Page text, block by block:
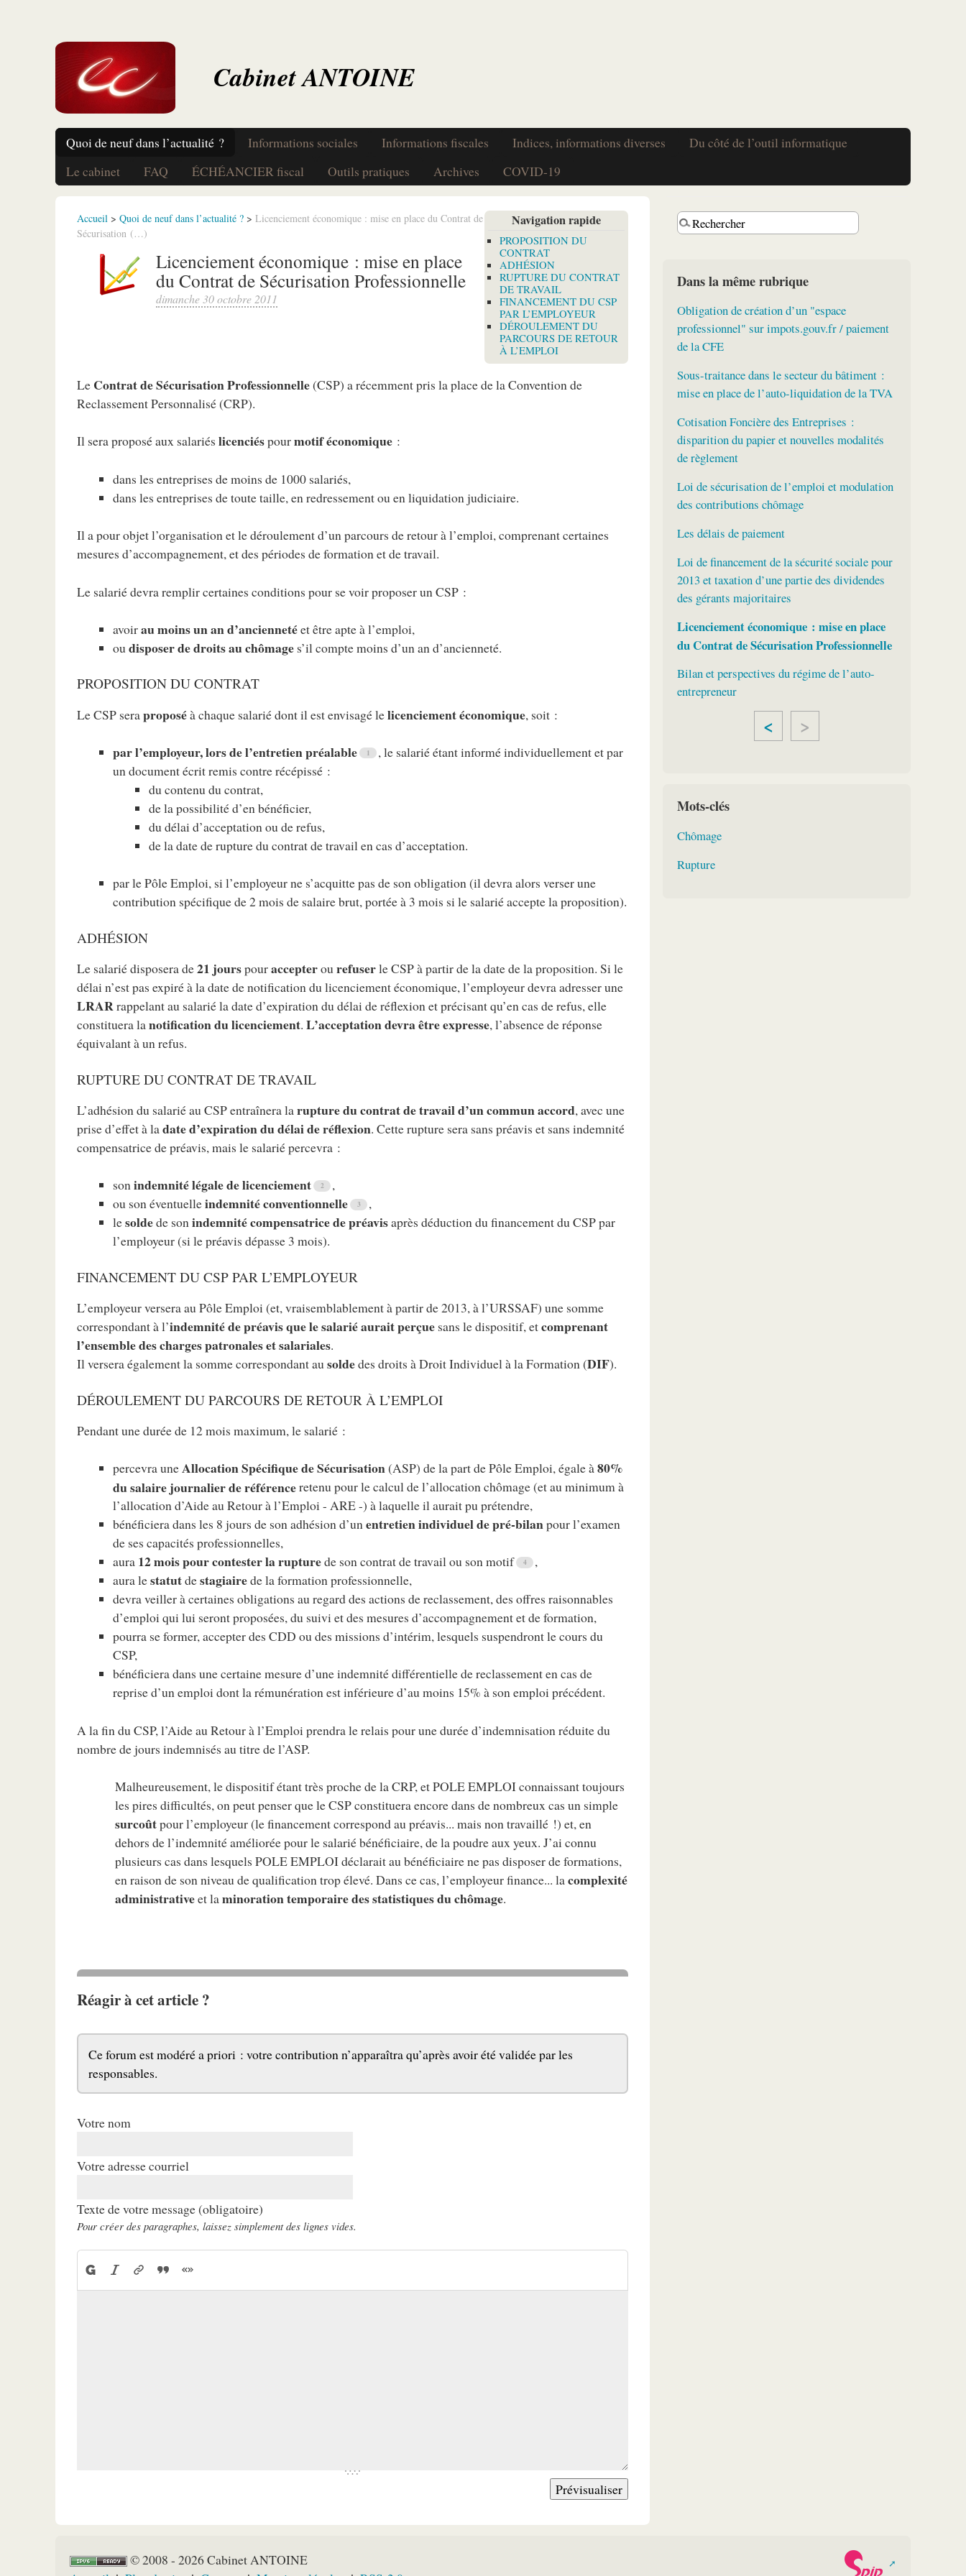
Cabinet ANTOINE
Quoi de neuf dans l’actualité ? Informations sociales Informations fiscales Indices, informations diverses
Du côté de l’outil informatique
Le cabinet
FAQ ÉCHÉANCIER fiscal Outils pratiques Archives COVID-19
Navigation rapide
PROPOSITION DU
CONTRAT
ADHÉSION
RUPTURE DU CONTRAT
DE TRAVAIL
FINANCEMENT DU CSP
PAR L’EMPLOYEUR
DÉROULEMENT DU
PARCOURS DE RETOUR
À L’EMPLOI
Accueil >Quoi de neuf dans l’actualité ? >Licenciement économique : mise en place du Contrat de
Sécurisation (…)
Licenciement économique : mise en place
du Contrat de Sécurisation Professionnelle
dimanche 30 octobre 2011
Le Contrat de Sécurisation Professionnelle(CSP) a récemment pris la place de la Convention de
Reclassement Personnalisé (CRP).
Il sera proposé aux salariéslicenciéspourmotif économique :
dans les entreprises de moins de 1000 salariés,
dans les entreprises de toute taille, en redressement ou en liquidation judiciaire.
Il a pour objet l’organisation et le déroulement d’un parcours de retour à l’emploi, comprenant certaines
mesures d’accompagnement, et des périodes de formation et de travail.
Le salarié devra remplir certaines conditions pour se voir proposer un CSP :
avoirau moins un an d’anciennetéet être apte à l’emploi,
oudisposer de droits au chômage s’il compte moins d’un an d’ancienneté.
PROPOSITION DU CONTRAT
Le CSP seraproposéà chaque salarié dont il est envisagé lelicenciement économique, soit :
par l’employeur, lors de l’entretien préalable
, le salarié étant informé individuellement et par
un document écrit remis contre récépissé :
du contenu du contrat,
de la possibilité d’en bénéficier,
du délai d’acceptation ou de refus,
de la date de rupture du contrat de travail en cas d’acceptation.
par le Pôle Emploi, si l’employeur ne s’acquitte pas de son obligation (il devra alors verser une
contribution spécifique de 2 mois de salaire brut, portée à 3 mois si le salarié accepte la proposition).
ADHÉSION
Le salarié disposera de21 jourspouraccepterourefuserle CSP à partir de la date de la proposition. Si le
délai n’est pas expiré à la date de notification du licenciement économique, l’employeur devra adresser une
LRARrappelant au salarié la date d’expiration du délai de réflexion et précisant qu’en cas de refus, elle
constituera lanotification du licenciement.L’acceptation devra être expresse, l’absence de réponse
équivalant à un refus.
RUPTURE DU CONTRAT DE TRAVAIL
L’adhésion du salarié au CSP entraînera larupture du contrat de travail d’un commun accord, avec une
prise d’effet à ladate d’expiration du délai de réflexion. Cette rupture sera sans préavis et sans indemnité
compensatrice de préavis, mais le salarié percevra :
sonindemnité légale de licenciement
,
ou son éventuelleindemnité conventionnelle
,
lesoldede sonindemnité compensatrice de préavisaprès déduction du financement du CSP par
l’employeur (si le préavis dépasse 3 mois).
FINANCEMENT DU CSP PAR L’EMPLOYEUR
L’employeur versera au Pôle Emploi (et, vraisemblablement à partir de 2013, à l’URSSAF) une somme
correspondant à l’indemnité de préavis que le salarié aurait perçue sans le dispositif, etcomprenant
l’ensemble des charges patronales et salariales.
Il versera également la somme correspondant ausoldedes droits à Droit Individuel à la Formation (DIF).
DÉROULEMENT DU PARCOURS DE RETOUR À L’EMPLOI
Pendant une durée de 12 mois maximum, le salarié :
percevra uneAllocation Spécifique de Sécurisation(ASP) de la part de Pôle Emploi, égale à80%
du salaire journalier de référenceretenu pour le calcul de l’allocation chômage (et au minimum à
l’allocation d’Aide au Retour à l’Emploi - ARE -) à laquelle il aurait pu prétendre,
bénéficiera dans les 8 jours de son adhésion d’unentretien individuel de pré-bilanpour l’examen
de ses capacités professionnelles,
aura 12 mois pour contester la rupturede son contrat de travail ou son motif
,
aura lestatutdestagiairede la formation professionnelle,
devra veiller à certaines obligations au regard des actions de reclassement, des offres raisonnables
d’emploi qui lui seront proposées, du suivi et des mesures d’accompagnement et de formation,
pourra se former, accepter des CDD ou des missions d’intérim, lesquels suspendront le cours du
CSP,
bénéficiera dans une certaine mesure d’une indemnité différentielle de reclassement en cas de
reprise d’un emploi dont la rémunération est inférieure d’au moins 15% à son emploi précédent.
A la fin du CSP, l’Aide au Retour à l’Emploi prendra le relais pour une durée d’indemnisation réduite du
nombre de jours indemnisés au titre de l’ASP.
Malheureusement, le dispositif étant très proche de la CRP, et POLE EMPLOI connaissant toujours
les pires difficultés, on peut penser que le CSP constituera encore dans de nombreux cas un simple
surcoûtpour l’employeur (le financement correspond au préavis... mais non travaillé !) et, en
dehors de l’indemnité améliorée pour le salarié bénéficiaire, de la poudre aux yeux. J’ai connu
plusieurs cas dans lesquels POLE EMPLOI déclarait au bénéficiaire ne pas disposer de formations,
en raison de son niveau de qualification trop élevé. Dans ce cas, l’employeur finance... lacomplexité
administrativeet laminoration temporaire des statistiques du chômage.
Réagir à cet article ?
Ce forum est modéré a priori : votre contribution n’apparaîtra qu’après avoir été validée par les
responsables.
Votre nom
Votre adresse courriel
Texte de votre message (obligatoire)
Pour créer des paragraphes, laissez simplement des lignes vides.
Dans la même rubrique
Obligation de création d’un "espace
professionnel" sur impots.gouv.fr / paiement
de la CFE
Sous-traitance dans le secteur du bâtiment :
mise en place de l’auto-liquidation de la TVA
Cotisation Foncière des Entreprises :
disparition du papier et nouvelles modalités
de règlement
Loi de sécurisation de l’emploi et modulation
des contributions chômage
Les délais de paiement
Loi de financement de la sécurité sociale pour
2013 et taxation d’une partie des dividendes
des gérants majoritaires
Licenciement économique : mise en place
du Contrat de Sécurisation Professionnelle
Bilan et perspectives du régime de l’auto-
entrepreneur
<
Mots-clés
Chômage
Rupture
© 2008 - 2026 Cabinet ANTOINE